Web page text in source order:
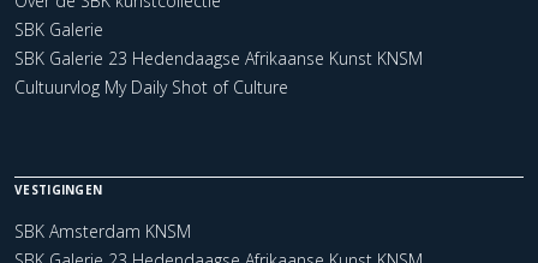
SBK Galerie
SBK Galerie 23 Hedendaagse Afrikaanse Kunst KNSM
Cultuurvlog My Daily Shot of Culture
VESTIGINGEN
SBK Amsterdam KNSM